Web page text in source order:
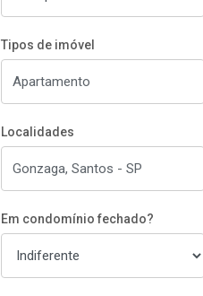
Tipos de imóvel
Localidades
Em condomínio fechado?